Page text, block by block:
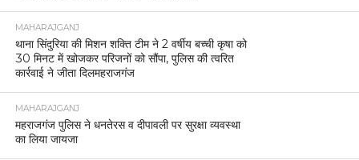
MAHARAJGANJ
थाना सिंदुरिया की मिशन शक्ति टीम ने 2 वर्षीय बच्ची कृषा को
30 मिनट में खोजकर परिजनों को सौंपा, पुलिस की त्वरित
कार्रवाई ने जीता दिलमहराजगंज
MAHARAJGANJ
महराजगंज पुलिस ने धनतेरस व दीपावली पर सुरक्षा व्यवस्था
का लिया जायजा